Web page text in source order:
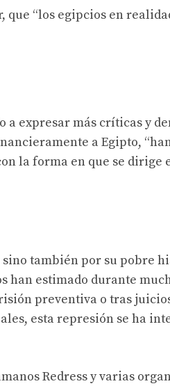
“los egipcios en
expresar más críticas y
a Egipto,
la forma en que se dirige
también por su pobre
han estimado durante
preventiva o tras
esta represión se ha
Redress y varias